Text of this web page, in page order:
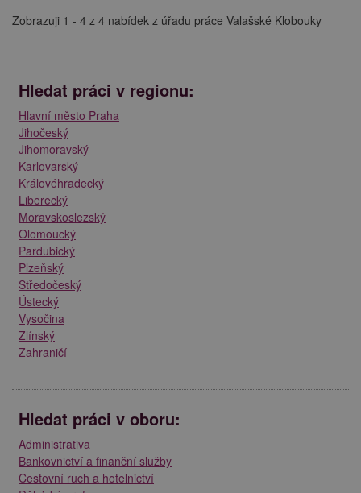
Zobrazuji 1 - 4 z 4 nabídek z úřadu práce Valašské Klobouky
Hledat práci v regionu:
Hlavní město Praha
Jihočeský
Jihomoravský
Karlovarský
Královéhradecký
Liberecký
Moravskoslezský
Olomoucký
Pardubický
Plzeňský
Středočeský
Ústecký
Vysočina
Zlínský
Zahraničí
Hledat práci v oboru:
Administrativa
Bankovnictví a finanční služby
Cestovní ruch a hotelnictví